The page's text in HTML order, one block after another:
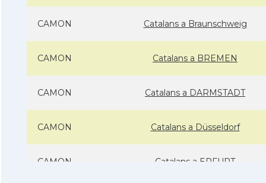
CAMON Catalans a Braunschweig
CAMON Catalans a BREMEN
CAMON Catalans a DARMSTADT
CAMON Catalans a Düsseldorf
CAMON Catalans a ERFURT